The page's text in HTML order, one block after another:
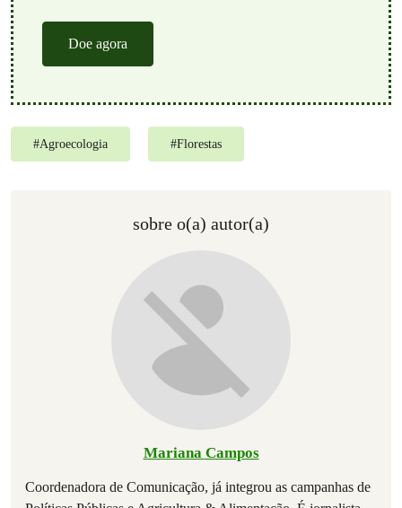
Doe agora
#Agroecologia #Florestas
sobre o(a) autor(a)
Mariana Campos
Coordenadora de Comunicação, já integrou as campanhas de